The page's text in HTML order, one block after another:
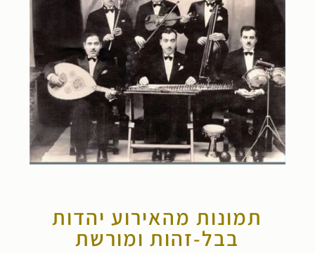
תמונות מהאירוע יהדות
בבל-זהות ומורשת